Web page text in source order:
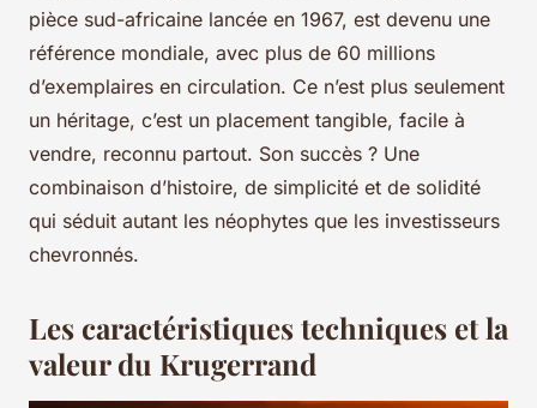
pièce sud-africaine lancée en 1967, est devenu une
référence mondiale, avec plus de 60 millions
d’exemplaires en circulation. Ce n’est plus seulement
un héritage, c’est un placement tangible, facile à
vendre, reconnu partout. Son succès ? Une
combinaison d’histoire, de simplicité et de solidité
qui séduit autant les néophytes que les investisseurs
chevronnés.
Les caractéristiques techniques et la
valeur du Krugerrand